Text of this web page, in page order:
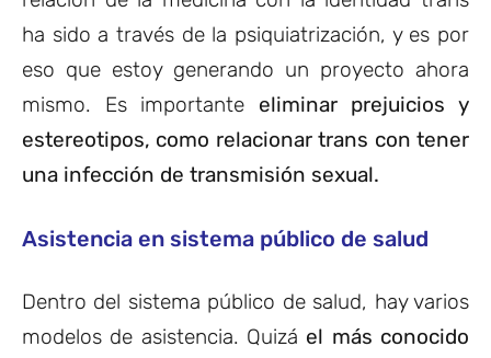
ha sido a través de la psiquiatrización, y es por
eso que estoy generando un proyecto ahora
mismo. Es importante eliminar prejuicios y
estereotipos, como relacionar trans con tener
una infección de transmisión sexual.
Asistencia en sistema público de salud
Dentro del sistema público de salud, hay varios
modelos de asistencia. Quizá el más conocido